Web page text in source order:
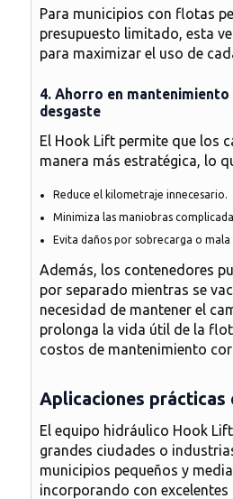
Para municipios con flotas
presupuesto limitado, esta
para maximizar el uso de
4. Ahorro en
desgaste
El Hook Lift permite que los
manera más estratégica, lo
Reduce el kilometraje innecesario.
Minimiza las maniobras
Evita daños por sobrecarga o
Además, los contenedores
por separado mientras se
necesidad de mantener el
prolonga la vida útil de la
costos de mantenimiento
Aplicaciones prácticas
El equipo hidráulico Hook
grandes ciudades o
municipios pequeños y
incorporando con excelentes